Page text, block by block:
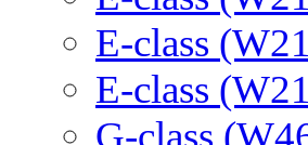
E-class
E-class